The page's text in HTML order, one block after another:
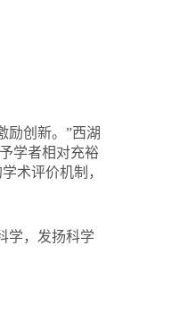
励创新。”西湖
学者相对充裕
术评价机制，
学，发扬科学